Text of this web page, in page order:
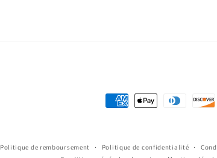
Moyens
Politique de remboursement Politique de confidentialité